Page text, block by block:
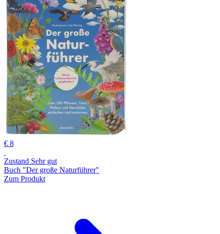
€ 8
Zustand Sehr gut
Buch "Der große Naturführer"
Zum Produkt